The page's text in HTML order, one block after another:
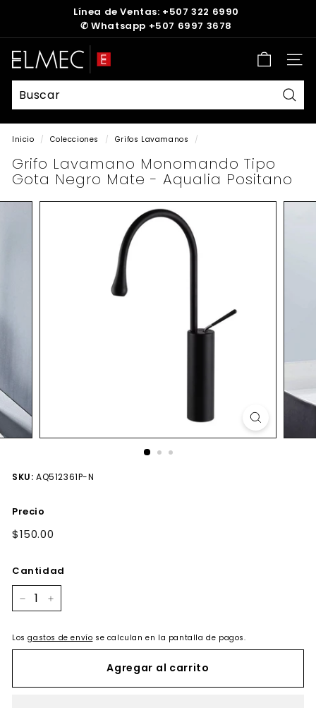
diapositivas
pausa
Línea de Ventas: +507 322 6990
✆ Whatsapp +507 6997 3678
E
L
M
E
C
Inicio / Colecciones / Grifos Lavamanos /
Grifo Lavamano Monomando Tipo
Gota Negro Mate - Aqualia Positano
SKU: AQ512361P-N
Precio
Precio
$150.00
Cantidad
Losgastos de envío se calculan en la pantalla de pagos.
Agregar al carrito